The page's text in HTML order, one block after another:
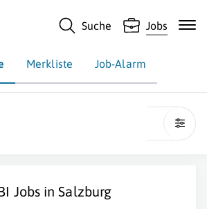
Suche Jobs
Merkliste Job-Alarm
Jobs inSalzburg